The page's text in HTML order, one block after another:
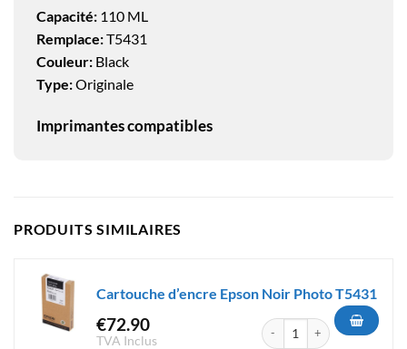
Capacité: 110 ML
Remplace:T5431
Couleur: Black
Type:Originale
Imprimantes compatibles
PRODUITS SIMILAIRES
Cartouche d’encre Epson Noir Photo T5431
€72.90
TVA Inclus
quantité de Cartouche